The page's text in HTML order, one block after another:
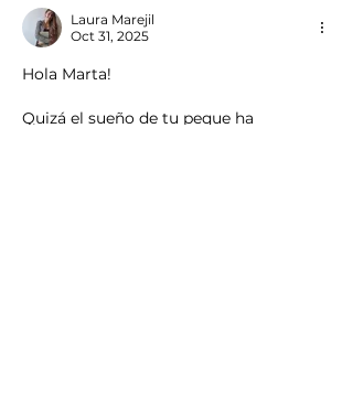
Laura Marejil
Oct 31, 2025
Hola Marta!
Quizá el sueño de tu peque ha